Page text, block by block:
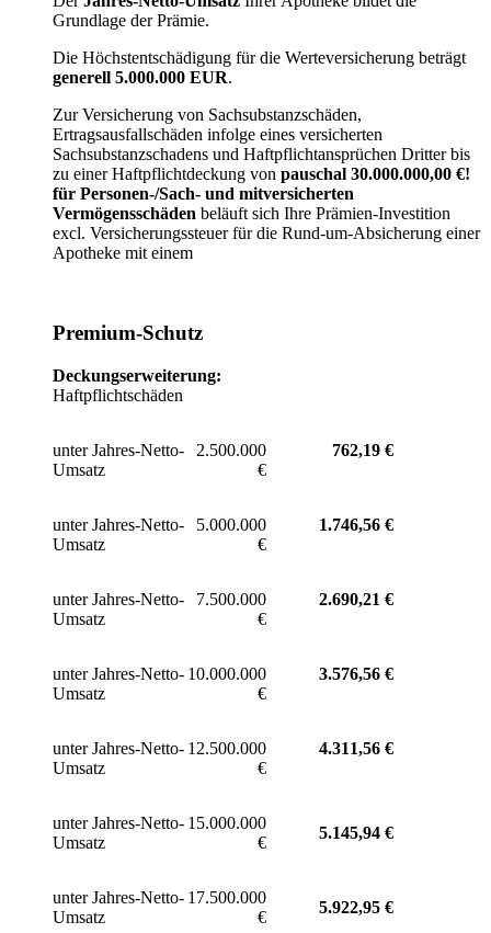
Grundlage der Prämie.
Die Höchstentschädigung für die Werteversicherung beträgt
generell 5.000.000 EUR.
Zur Versicherung von Sachsubstanzschäden,
Ertragsausfallschäden infolge eines versicherten
Sachsubstanzschadens und Haftpflichtansprüchen Dritter bis
zu einer Haftpflichtdeckung von pauschal 30.000.000,00 €!
für Personen-/Sach- und mitversicherten
Vermögensschäden beläuft sich Ihre Prämien-Investition
excl. Versicherungssteuer für die Rund-um-Absicherung einer
Apotheke mit einem
Premium-Schutz
Deckungserweiterung:
Haftpflichtschäden
unter Jahres-Netto-
Umsatz
2.500.000
€
762,19 €
unter Jahres-Netto-
Umsatz
5.000.000
€
1.746,56 €
unter Jahres-Netto-
Umsatz
7.500.000
€
2.690,21 €
unter Jahres-Netto-
Umsatz
10.000.000
€
3.576,56 €
unter Jahres-Netto-
Umsatz
12.500.000
€
4.311,56 €
unter Jahres-Netto-
Umsatz
15.000.000
€
5.145,94 €
unter Jahres-Netto-
Umsatz
17.500.000
€
5.922,95 €